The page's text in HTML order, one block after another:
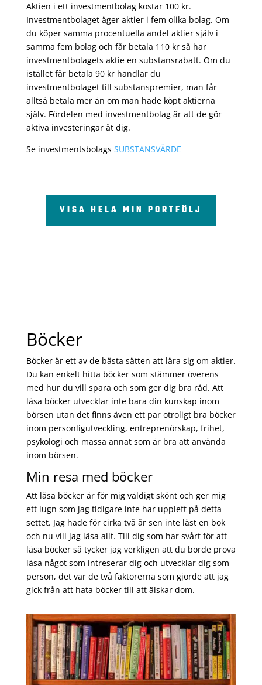
Aktien i ett investmentbolag kostar 100 kr.
Investmentbolaget äger aktier i fem olika bolag. Om
du köper samma procentuella andel aktier själv i
samma fem bolag och får betala 110 kr så har
investmentbolagets aktie en substansrabatt. Om du
istället får betala 90 kr handlar du
investmentbolaget till substanspremier, man får
alltså betala mer än om man hade köpt aktierna
själv. Fördelen med investmentbolag är att de gör
aktiva investeringar åt dig.
Se investmentsbolags SUBSTANSVÄRDE
VISA HELA MIN PORTFÖLJ
Böcker
Böcker är ett av de bästa sätten att lära sig om aktier.
Du kan enkelt hitta böcker som stämmer överens
med hur du vill spara och som ger dig bra råd. Att
läsa böcker utvecklar inte bara din kunskap inom
börsen utan det finns även ett par otroligt bra böcker
inom personligutveckling, entreprenörskap, frihet,
psykologi och massa annat som är bra att använda
inom börsen.
Min resa med böcker
Att läsa böcker är för mig väldigt skönt och ger mig
ett lugn som jag tidigare inte har uppleft på detta
settet. Jag hade för cirka två år sen inte läst en bok
och nu vill jag läsa allt. Till dig som har svårt för att
läsa böcker så tycker jag verkligen att du borde prova
läsa något som intreserar dig och utvecklar dig som
person, det var de två faktorerna som gjorde att jag
gick från att hata böcker till att älskar dom.